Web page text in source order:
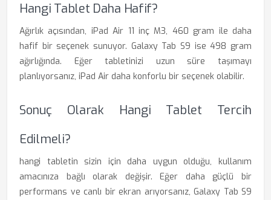
Hangi Tablet Daha Hafif?
Ağırlık açısından, iPad Air 11 inç M3, 460 gram ile daha
hafif bir seçenek sunuyor. Galaxy Tab S9 ise 498 gram
ağırlığında. Eğer tabletinizi uzun süre taşımayı
planlıyorsanız, iPad Air daha konforlu bir seçenek olabilir.
Sonuç Olarak Hangi Tablet Tercih
Edilmeli?
hangi tabletin sizin için daha uygun olduğu, kullanım
amacınıza bağlı olarak değişir. Eğer daha güçlü bir
performans ve canlı bir ekran arıyorsanız, Galaxy Tab S9